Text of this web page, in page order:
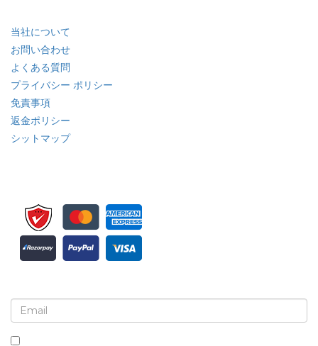
当社について
お問い合わせ
よくある質問
プライバシー ポリシー
免責事項
返金ポリシー
シットマップ